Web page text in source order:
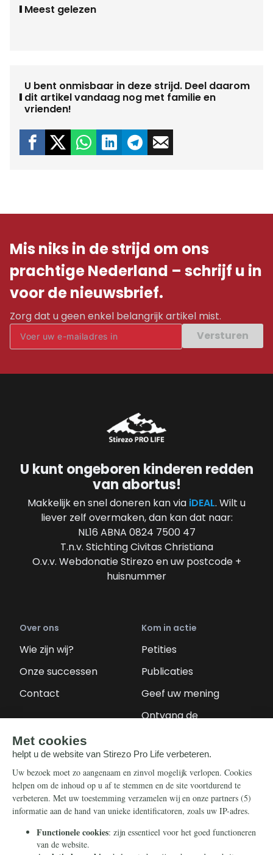
Meest gelezen
U bent onmisbaar in deze strijd. Deel daarom
dit artikel vandaag nog met familie en
vrienden!
Mis niks in de strijd om ons
prachtige Nederland – schrijf u in
voor de nieuwsbrief.
Zorg dat u geen enkel belangrijk artikel mist.
Versturen
U kunt ongeboren kinderen redden
van abortus!
Makkelijk en snel doneren kan via iDEAL. Wilt u
liever zelf overmaken, dan kan dat naar:
NL16 ABNA 0824 7500 47
T.n.v. Stichting Civitas Christiana
O.v.v. Webdonatie Stirezo en uw postcode +
huisnummer
Over ons
Wie zijn wij?
Onze successen
Contact
Kom in actie
Petities
Publicaties
Geef uw mening
Ontvang de
Steun ons
Nieuwsbrief
Eenmalig
Maandelijks
Info
Contact
Ontvang onze
Telegram-berichten